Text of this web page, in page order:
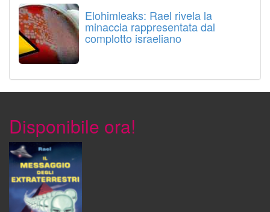
Elohimleaks: Rael rivela la
minaccia rappresentata dal
complotto israeliano
Disponibile ora!